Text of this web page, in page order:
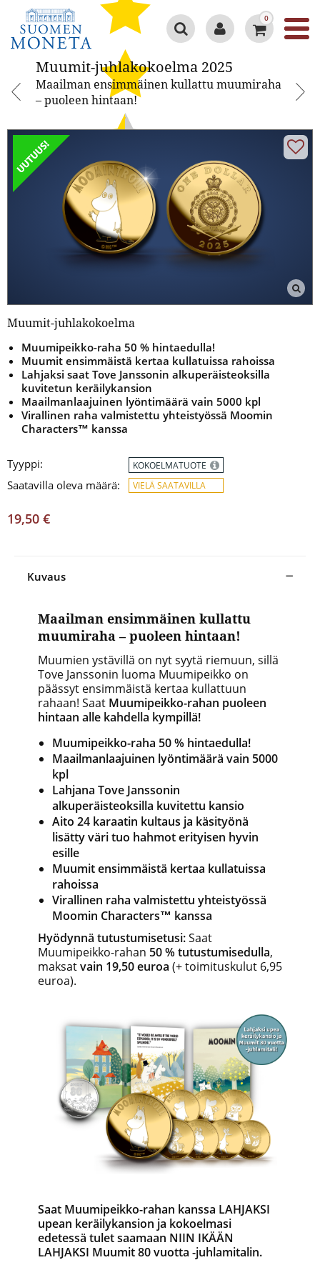
Google 4.3/5
0
Muumit-juhlakokoelma 2025
Maailman ensimmäinen kullattu muumiraha
– puoleen hintaan!
Muumit-juhlakokoelma
Muumipeikko-raha 50 % hintaedulla!
Muumit ensimmäistä kertaa kullatuissa rahoissa
Lahjaksi saat Tove Janssonin alkuperäisteoksilla
kuvitetun keräilykansion
Maailmanlaajuinen lyöntimäärä vain 5000 kpl
Virallinen raha valmistettu yhteistyössä Moomin
Characters™ kanssa
Tyyppi:
Saatavilla oleva määrä:
KOKOELMATUOTE
VIELÄ SAATAVILLA
19,50 €
Kuvaus
Maailman ensimmäinen kullattu
muumiraha – puoleen hintaan!
Muumien ystävillä on nyt syytä riemuun, sillä
Tove Janssonin luoma Muumipeikko on
päässyt ensimmäistä kertaa kullattuun
rahaan! Saat Muumipeikko-rahan puoleen
hintaan alle kahdella kympillä!
Muumipeikko-raha 50 % hintaedulla!
Maailmanlaajuinen lyöntimäärä vain 5000
kpl
Lahjana Tove Janssonin
alkuperäisteoksilla kuvitettu kansio
Aito 24 karaatin kultaus ja käsityönä
lisätty väri tuo hahmot erityisen hyvin
esille
Muumit ensimmäistä kertaa kullatuissa
rahoissa
Virallinen raha valmistettu yhteistyössä
Moomin Characters™ kanssa
Hyödynnä tutustumisetusi:Saat
Muumipeikko-rahan 50 % tutustumisedulla,
maksatvain 19,50 euroa (+ toimituskulut 6,95
euroa).
Saat Muumipeikko-rahan kanssa LAHJAKSI
upean keräilykansion ja kokoelmasi
edetessä tulet saamaan NIIN IKÄÄN
LAHJAKSI Muumit 80 vuotta -juhlamitalin.
Muumit-juhlakokoelma 2025